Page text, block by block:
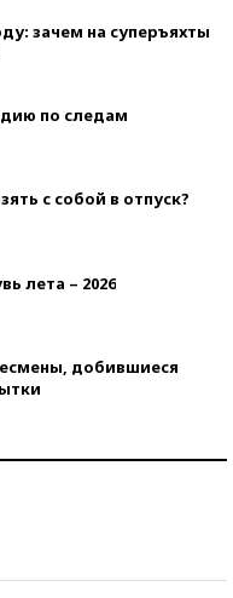
зачем на суперъяхты
по следам
с собой в отпуск?
лета – 2026
добившиеся